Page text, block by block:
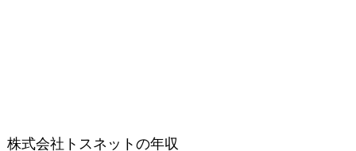
株式会社トスネットの年収